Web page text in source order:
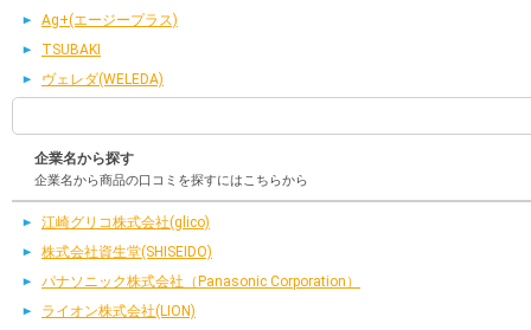
Ag+(エージープラス)
TSUBAKI
ヴェレダ(WELEDA)
企業名から探す
企業名から商品の口コミを探すにはこちらから
江崎グリコ株式会社(glico)
株式会社資生堂(SHISEIDO)
パナソニック株式会社（Panasonic Corporation）
ライオン株式会社(LION)